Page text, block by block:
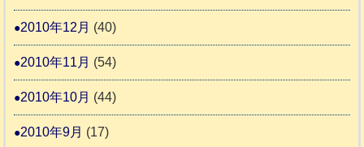
2010年12月 (40)
2010年11月 (54)
2010年10月 (44)
2010年9月 (17)